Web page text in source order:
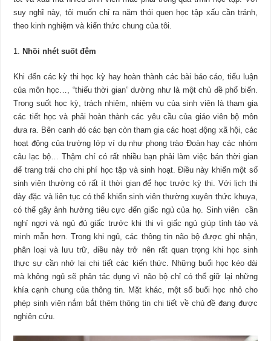
suy nghĩ này, tôi muốn chỉ ra năm thói quen học tập xấu cần tránh,
theo kinh nghiệm và kiến ​​thức chung của tôi.
Nhồi nhét suốt đêm
Khi đến các kỳ thi học kỳ hay hoàn thành các bài báo cáo, tiểu luận
của môn học…, “thiếu thời gian” dường như là một chủ đề phổ biến.
Trong suốt học kỳ, trách nhiệm, nhiệm vụ của sinh viên là tham gia
các tiết học và phải hoàn thành các yêu cầu của giáo viên bộ môn
đưa ra. Bên canh đó các bạn còn tham gia các hoạt động xã hội, các
hoạt động của trường lớp ví dụ như phong trào Đoàn hay các nhóm
câu lạc bộ… Thậm chí có rất nhiều bạn phải làm việc bán thời gian
để trang trải cho chi phí học tập và sinh hoạt. Điều này khiến một số
sinh viên thường có rất ít thời gian để học trước kỳ thi. Với lịch thi
dày đặc và liên tục có thể khiến sinh viên thường xuyên thức khuya,
có thể gây ảnh hưởng tiêu cực đến giấc ngủ của họ. Sinh viên cần
nghỉ ngơi và ngủ đủ giấc trước khi thi vì giấc ngủ giúp tỉnh táo và
minh mẫn hơn. Trong khi ngủ, các thông tin não bộ được ghi nhận,
phân loại và lưu trữ, điều này trở nên rất quan trọng khi học sinh
thực sự cần nhớ lại chi tiết các kiến thức. Những buổi học kéo dài
mà không ngủ sẽ phản tác dụng vì não bộ chỉ có thể giữ lại những
khía cạnh chung của thông tin. Mặt khác, một số buổi học nhỏ cho
phép sinh viên nắm bắt thêm thông tin chi tiết về chủ đề đang được
nghiên cứu.